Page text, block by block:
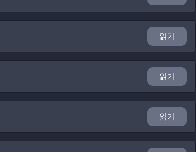
읽기
읽기
읽기